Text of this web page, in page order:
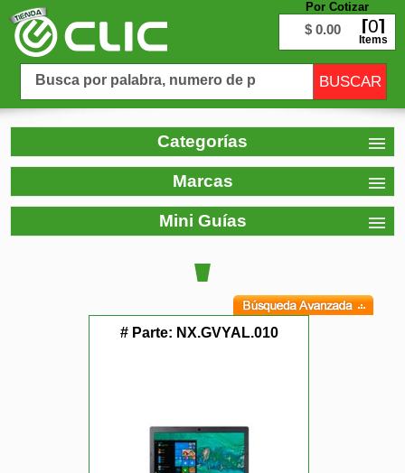
Por Cotizar
$ 0.00 0
Items
Categorías
Marcas
Mini Guías
# Parte: NX.GVYAL.010